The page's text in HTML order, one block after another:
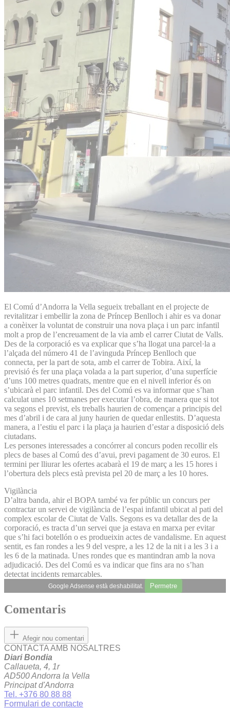
El Comú d’Andorra la Vella segueix treballant en el projecte de
revitalitzar i embellir la zona de Príncep Benlloch i ahir es va donar
a conèixer la voluntat de construir una nova plaça i un parc infantil
molt a prop de l’encreuament de la via amb el carrer Ciutat de Valls.
Des de la corporació es va explicar que s’ha llogat una parcel·la a
l’alçada del número 41 de l’avinguda Príncep Benlloch que
connecta, per la part de sota, amb el carrer de Tobira. Així, la
previsió és fer una plaça volada a la part superior, d’una superfície
d’uns 100 metres quadrats, mentre que en el nivell inferior és on
s’ubicarà el parc infantil. Des del Comú es va informar que s’han
calculat unes 10 setmanes per executar l’obra, de manera que si tot
va segons el previst, els treballs haurien de començar a principis del
mes d’abril i de cara al juny haurien de quedar enllestits. D’aquesta
manera, a l’estiu el parc i la plaça ja haurien d’estar a disposició dels
ciutadans.
Les persones interessades a concórrer al concurs poden recollir els
plecs de bases al Comú des d’avui, previ pagament de 30 euros. El
termini per lliurar les ofertes acabarà el 19 de març a les 15 hores i
l’obertura dels plecs està prevista pel 20 de març a les 10 hores.
Vigilància
D’altra banda, ahir el BOPA també va fer públic un concurs per
contractar un servei de vigilància de l’espai infantil ubicat al pati del
complex escolar de Ciutat de Valls. Segons es va detallar des de la
corporació, es tracta d’un servei que ja estava en marxa per evitar
que s’hi faci botellón o es produeixin actes de vandalisme. En aquest
sentit, es fan rondes a les 9 del vespre, a les 12 de la nit i a les 3 i a
les 6 de la matinada. Unes rondes que es mantindran amb la nova
adjudicació. Des del Comú es va indicar que fins ara no s’han
detectat incidents remarcables.
Google Adsense està deshabilitat. Permetre
Comentaris
Afegir nou comentari
CONTACTA AMB NOSALTRES
Diari Bondia
Callaueta, 4, 1r
AD500 Andorra la Vella
Principat d'Andorra
Tel. +376 80 88 88
Formulari de contacte